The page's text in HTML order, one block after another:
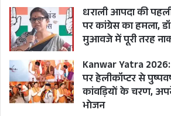
धराली आपदा की
पर कांग्रेस का हमला,
मुआवजे में पूरी तरह
Kanwar Yatra 2026:
पर हेलीकॉप्टर से
कांवड़ियों के चरण,
भोजन